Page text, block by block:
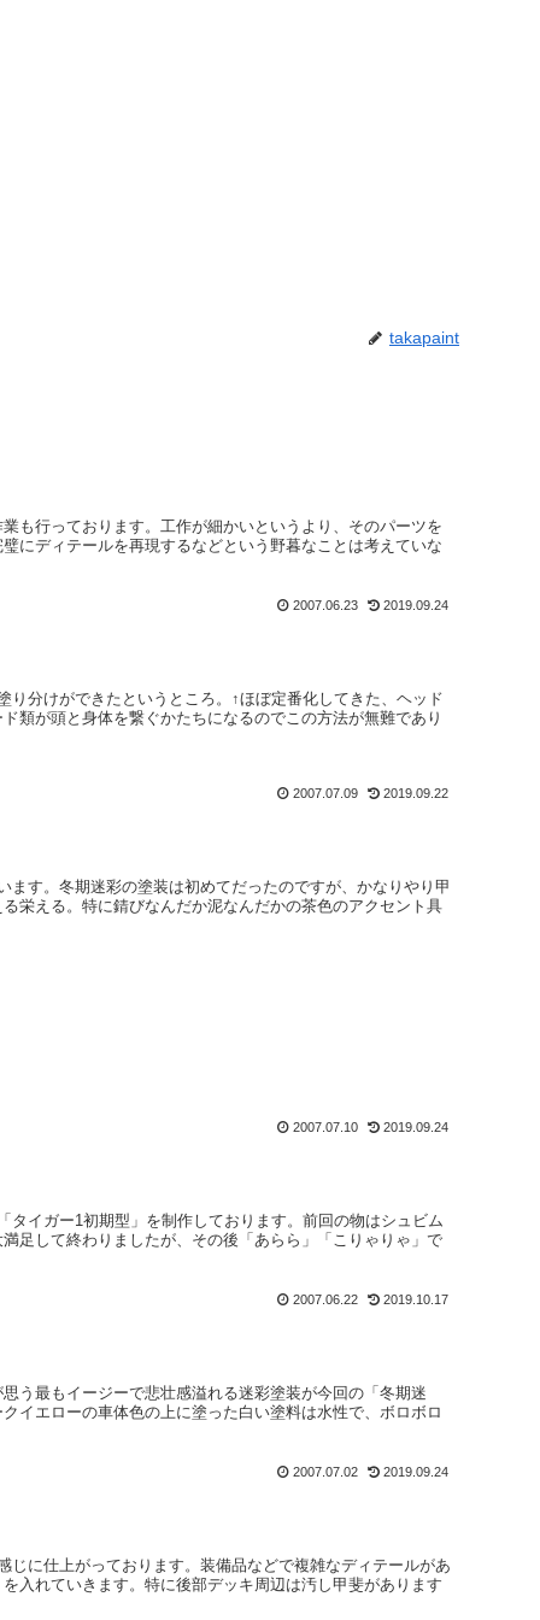
takapaint
も行っております。工作が細かいというより、そのパーツを
にディテールを再現するなどという野暮なことは考えていな
2007.06.23 2019.09.24
分けができたというところ。↑ほぼ定番化してきた、ヘッド
類が頭と身体を繋ぐかたちになるのでこの方法が無難であり
2007.07.09 2019.09.22
す。冬期迷彩の塗装は初めてだったのですが、かなりやり甲
栄える。特に錆びなんだか泥なんだかの茶色のアクセント具
2007.07.10 2019.09.24
タイガー1初期型」を制作しております。前回の物はシュビム
足して終わりましたが、その後「あらら」「こりゃりゃ」で
2007.06.22 2019.10.17
う最もイージーで悲壮感溢れる迷彩塗装が今回の「冬期迷
イエローの車体色の上に塗った白い塗料は水性で、ボロボロ
2007.07.02 2019.09.24
に仕上がっております。装備品などで複雑なディテールがあ
入れていきます。特に後部デッキ周辺は汚し甲斐があります